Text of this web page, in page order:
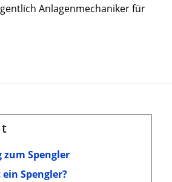
Anlagenmechaniker für
Spengler
Spengler?